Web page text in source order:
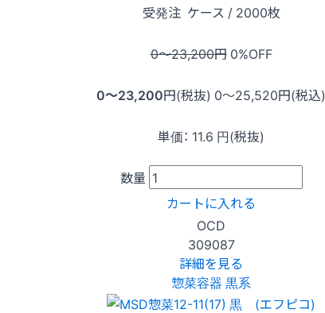
受発注 ケース / 2000枚
0〜23,200円 0%OFF
0〜23,200円(税抜) 0〜25,520円(税込)
単価： 11.6 円(税抜)
数量
カートに入れる
OCD
309087
詳細を見る
惣菜容器 黒系